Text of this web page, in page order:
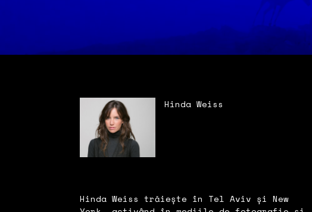
Hinda Weiss
Hinda Weiss trăiește în Tel Aviv și New